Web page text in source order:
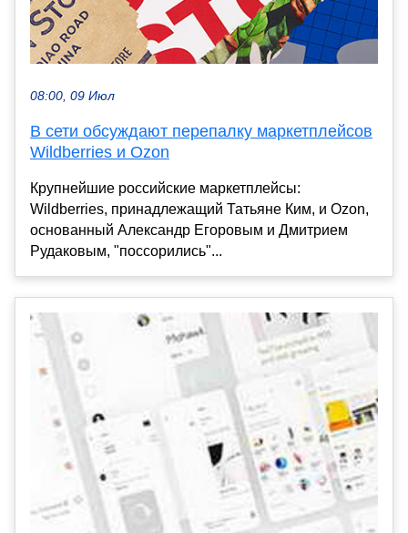
08:00, 09 Июл
В сети обсуждают перепалку маркетплейсов
Wildberries и Ozon
Крупнейшие российские маркетплейсы:
Wildberries, принадлежащий Татьяне Ким, и Ozon,
основанный Александр Егоровым и Дмитрием
Рудаковым, "поссорились"...